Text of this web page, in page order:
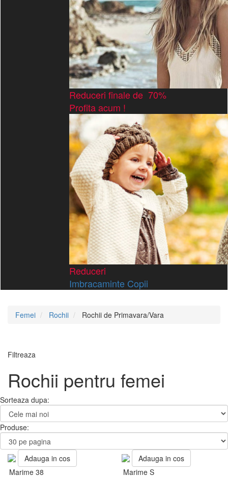
Reduceri finale de 70%
Profita acum !
Reduceri
Imbracaminte Copii
Femei Rochii Rochii de Primavara/Vara
Filtreaza
Rochii pentru femei
Sorteaza dupa:
Produse:
Adauga in cos
Marime 38
Adauga in cos
Marime S